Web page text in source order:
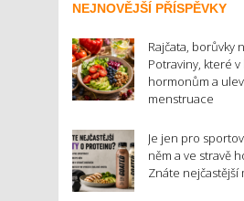
NEJNOVĚJŠÍ PŘÍSPĚVKY
Rajčata, borůvky
Potraviny, které
hormonům a
menstruace
Je jen pro
něm a ve stravě
Znáte nejčastější